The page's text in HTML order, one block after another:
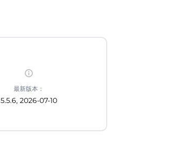
最新版本：
5.5.6, 2026-07-10